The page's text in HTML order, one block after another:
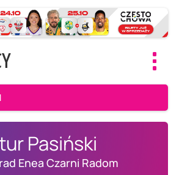
Pasiński
Enea Czarni Radom